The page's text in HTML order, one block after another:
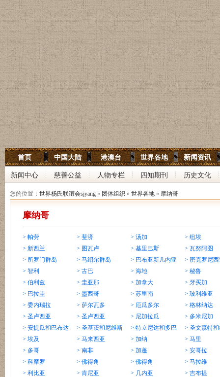
世界杨氏宗亲网
世界杨氏联谊会
中华杨氏大宗祠
首页 中国大陆 港澳台 世界各地 新闻资讯
新闻中心 慈善公益 人物专栏 四知期刊 历史文化
您的位置： 世界杨氏联谊会sjyang » 团体组织 » 世界各地 » 摩纳哥
摩纳哥
> 帕劳 > 斐济 > 汤加
> 纽埃
> 新西兰
> 图瓦卢 > 基里巴斯
> 瓦努阿图
> 所罗门群岛
> 马绍尔群岛 > 巴布亚新几内亚
> 密克罗尼
> 智利
> 古巴 > 海地
> 秘鲁
> 伯利兹
> 圭亚那 > 加拿大
> 牙买加
> 巴拉圭
> 墨西哥 > 苏里南
> 玻利维亚
> 委内瑞拉
> 萨尔瓦多 > 厄瓜多尔
> 格林纳达
> 圣卢西亚
> 圣卢西亚 > 尼加拉瓜
> 多米尼加
> 安提瓜和巴布达
> 圣基茨和尼维斯
> 特立尼达和多巴
哥
> 圣文森特
纳丁斯
> 埃及 > 马来西亚 > 加纳
> 马里
> 多哥
> 南非 > 加蓬
> 安哥拉
> 科摩罗
> 佛得角 > 佛得角
> 马拉维
> 利比亚
> 肯尼亚 > 几内亚
> 吉布提